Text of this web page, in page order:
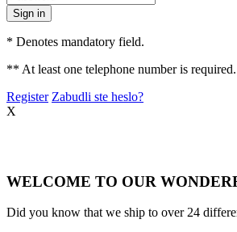
Sign in
* Denotes mandatory field.
** At least one telephone number is required.
Register Zabudli ste heslo?
X
WELCOME TO OUR
Did you know that we ship to over 24